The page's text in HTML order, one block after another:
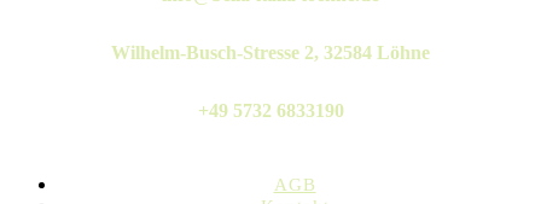
Wilhelm-Busch-Stresse 2, 32584 Löhne
+49 5732 6833190
AGB